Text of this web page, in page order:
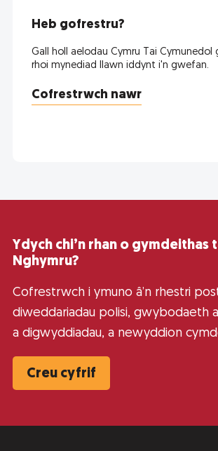
Heb gofrestru?
Gall holl aelodau Cymru Tai Cymunedol
rhoi mynediad llawn iddynt i'n gwefan.
Cofrestrwch nawr
Ydych chi’n rhan o gymdeithas
Nghymru?
Cofrestrwch i ymuno â’n rhestri
diweddariadau polisi, gwybodaeth
a digwyddiadau, a newyddion
Creu cyfrif